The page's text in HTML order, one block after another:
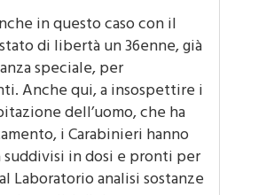
in questo caso con il
di libertà un 36enne, già
speciale, per
Anche qui, a insospettire i
dell’uomo, che ha
i Carabinieri hanno
suddivisi in dosi e pronti per